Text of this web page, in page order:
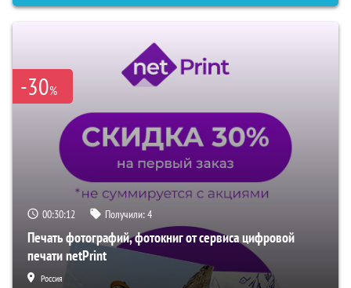
-30%
00:30:11 Получили:4
Печать фотографий, фотокниг от сервиса цифровой
печати netPrint
Россия